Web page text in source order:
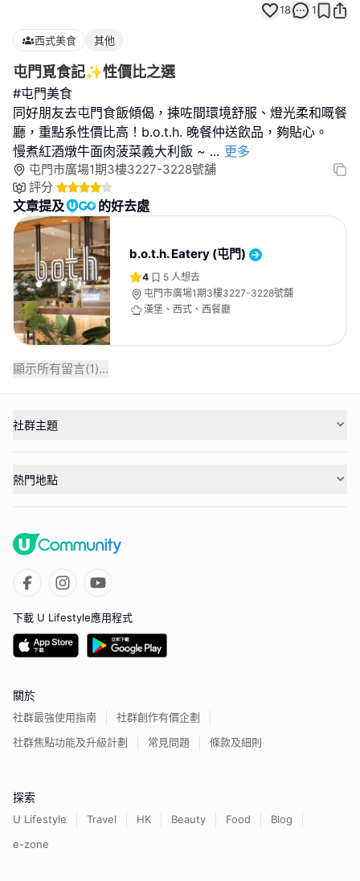
18 1
西式美食 其他
屯門覓食記✨性價比之選
#屯門美食
同好朋友去屯門食飯傾偈，揀咗間環境舒服、燈光柔和嘅餐
廳，重點系性價比高！b.o.t.h. 晚餐仲送飲品，夠貼心。
慢煮紅酒燉牛面肉菠菜義大利飯 ~ ... 更多
屯門市廣場1期3樓3227-3228號舖
評分
文章提及 的好去處
b.o.t.h. Eatery (屯門)
4 5 人想去
屯門市廣場1期3樓3227-3228號舖
漢堡、西式、西餐廳
顯示所有留言(1)...
社群主題
熱門地點
下載 U Lifestyle應用程式
關於
社群最強使用指南
社群創作有價企劃
社群焦點功能及升級計劃
常見問題 條款及細則
探索
U Lifestyle Travel HK Beauty Food
Blog
e-zone